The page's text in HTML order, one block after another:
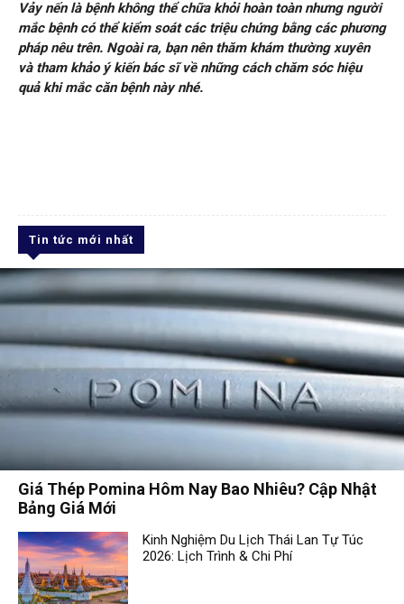
Vảy nến là bệnh không thể chữa khỏi hoàn toàn nhưng người
mắc bệnh có thể kiểm soát các triệu chứng bằng các phương
pháp nêu trên. Ngoài ra, bạn nên thăm khám thường xuyên
và tham khảo ý kiến bác sĩ về những cách chăm sóc hiệu
quả khi mắc căn bệnh này nhé.
Tin tức mới nhất
Giá Thép Pomina Hôm Nay Bao Nhiêu? Cập Nhật
Bảng Giá Mới
Kinh Nghiệm Du Lịch Thái Lan Tự Túc
2026: Lịch Trình & Chi Phí